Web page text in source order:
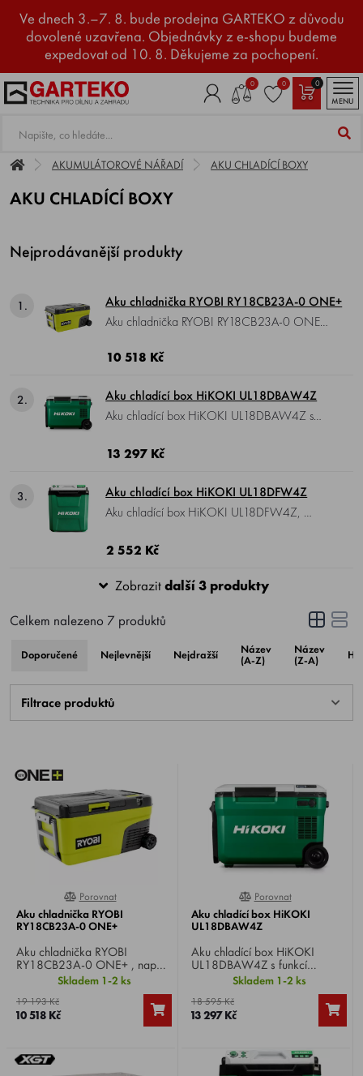
Ve dnech 3.–7. 8. bude prodejna GARTEKO z důvodu
dovolené uzavřena. Objednávky z e-shopu budeme
expedovat od 10. 8. Děkujeme za pochopení.
0 0
0
MENU
AKUMULÁTOROVÉ NÁŘADÍ AKU CHLADÍCÍ BOXY
AKU CHLADÍCÍ BOXY
Nejprodávanější produkty
1.
Aku chladnička RYOBI RY18CB23A-0 ONE+
Aku chladnička RYOBI RY18CB23A-0 ONE+ ,
jakoukoli teplotu od 20 °C až do -20 °C,
10 518 Kč
2.
Aku chladící box HiKOKI UL18DBAW4Z
Aku chladící box HiKOKI UL18DBAW4Z s
akumulátory 18 V Li-ion, síťový adaptér nebo
teploty, možnost nastavení ohřevu.
13 297 Kč
3.
Aku chladící box HiKOKI UL18DFW4Z
Aku chladící box HiKOKI UL18DFW4Z,
síťový adaptér nebo autokonektor, objem 24 l,
2 552 Kč
Zobrazitdalší 3 produkty
Celkem nalezeno 7 produktů
Doporučené Nejlevnější Nejdražší
Název
(A-Z)
Název
(Z-A)
Filtrace produktů
0%
Porovnat
Aku chladnička RYOBI
RY18CB23A-0 ONE+
Aku chladnička RYOBI
RY18CB23A-0 ONE+ , napětí
18 V, kapacita 23 l, dosáhne a
udrží jakoukoli teplotu od 20
°C až do -20 °C, hmotnost
13,5 kg.
Skladem 1-2 ks
19 193 Kč
10 518 Kč
0%
Porovnat
Aku chladící box HiKOKI
UL18DBAW4Z
Aku chladící box HiKOKI
UL18DBAW4Z s funkcí
ohřevu, funguje na 1 nebo 2
akumulátory 18 V Li-ion, síťový
adaptér nebo autokonektor,
objem 25 l, 17 stupňů
nastavení teploty, možnost
Skladem 1-2 ks
18 595 Kč
13 297 Kč